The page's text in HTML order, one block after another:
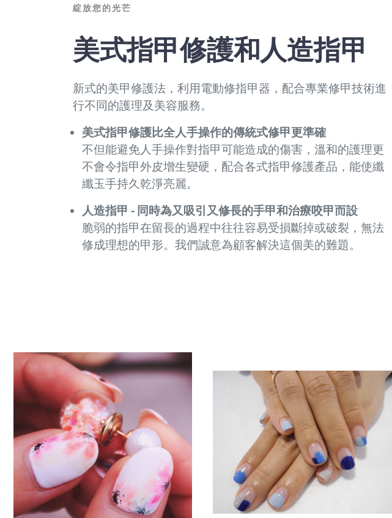
綻放您的光芒
美式指甲修護和人造指甲
新式的美甲修護法，利用電動修指甲器，配合專業修甲技術進
行不同的護理及美容服務。
美式指甲修護比全人手操作的傳統式修甲更準確
不但能避免人手操作對指甲可能造成的傷害，溫和的護理更
不會令指甲外皮增生變硬，配合各式指甲修護產品，能使纖
纖玉手持久乾淨亮麗。
人造指甲 - 同時為又吸引又修長的手甲和治療咬甲而設
脆弱的指甲在留長的過程中往往容易受損斷掉或破裂，無法
修成理想的甲形。我們誠意為顧客解決這個美的難題。